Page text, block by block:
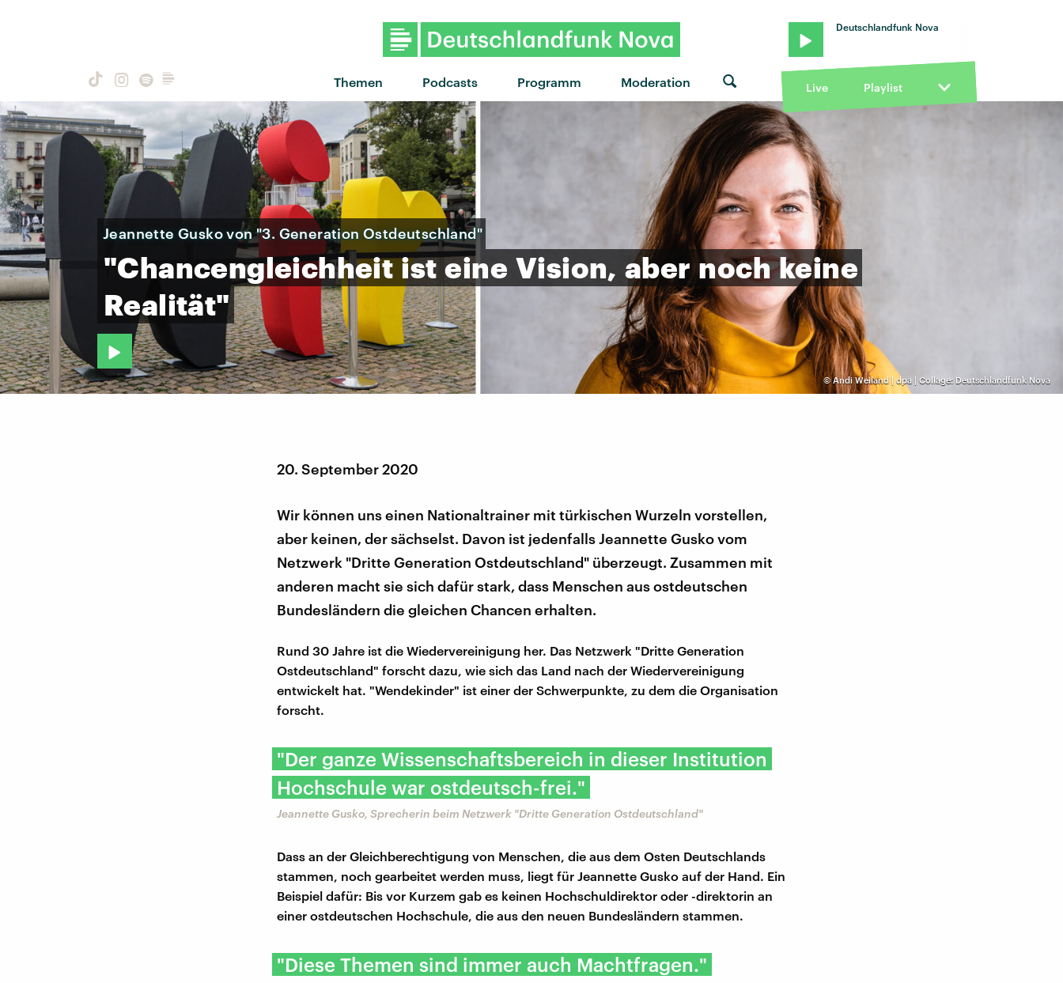
Themen Podcasts Programm Moderation
Deutschlandfunk Nova
Live Playlist
©Andi Weiland | dpa | Collage: Deutschlandfunk Nova
Jeannette Gusko von "3. Generation Ostdeutschland"
"Chancengleichheit ist eine Vision, aber noch keine
Realität"
20. September 2020
Wir können uns einen Nationaltrainer mit türkischen Wurzeln vorstellen,
aber keinen, der sächselst. Davon ist jedenfalls Jeannette Gusko vom
Netzwerk "Dritte Generation Ostdeutschland" überzeugt. Zusammen mit
anderen macht sie sich dafür stark, dass Menschen aus ostdeutschen
Bundesländern die gleichen Chancen erhalten.
Rund 30 Jahre ist die Wiedervereinigung her. Das Netzwerk "Dritte Generation
Ostdeutschland" forscht dazu, wie sich das Land nach der Wiedervereinigung
entwickelt hat. "Wendekinder" ist einer der Schwerpunkte, zu dem die Organisation
forscht.
"Der ganze Wissenschaftsbereich in dieser Institution
Hochschule war ostdeutsch-frei."
Jeannette Gusko, Sprecherin beim Netzwerk "Dritte Generation Ostdeutschland"
Dass an der Gleichberechtigung von Menschen, die aus dem Osten Deutschlands
stammen, noch gearbeitet werden muss, liegt für Jeannette Gusko auf der Hand. Ein
Beispiel dafür: Bis vor Kurzem gab es keinen Hochschuldirektor oder -direktorin an
einer ostdeutschen Hochschule, die aus den neuen Bundesländern stammen.
"Diese Themen sind immer auch Machtfragen."